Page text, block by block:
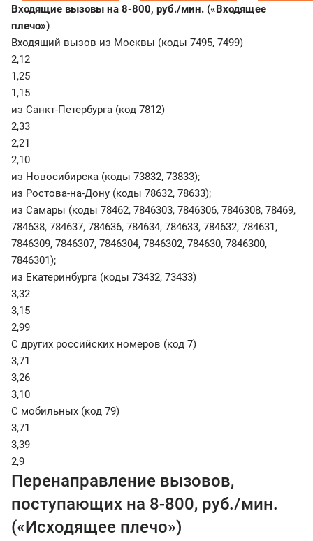
Входящие вызовы на 8-800, руб./мин. («Входящее
плечо»)
Входящий вызов из Москвы (коды 7495, 7499)
2,12
1,25
1,15
из Санкт-Петербурга (код 7812)
2,33
2,21
2,10
из Новосибирска (коды 73832, 73833);
из Ростова-на-Дону (коды 78632, 78633);
из Самары (коды 78462, 7846303, 7846306, 7846308, 78469,
784638, 784637, 784636, 784634, 784633, 784632, 784631,
7846309, 7846307, 7846304, 7846302, 784630, 7846300,
7846301);
из Екатеринбурга (коды 73432, 73433)
3,32
3,15
2,99
С других российских номеров (код 7)
3,71
3,26
3,10
С мобильных (код 79)
3,71
3,39
2,9
Перенаправление вызовов,
поступающих на 8-800, руб./мин.
(«Исходящее плечо»)